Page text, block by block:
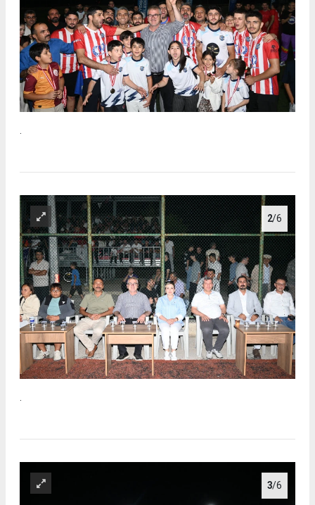
2/6
3/6